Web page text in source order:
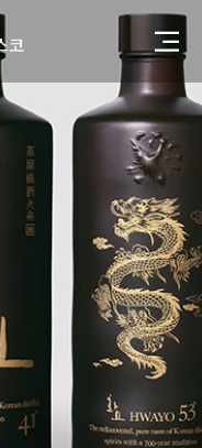
주)광주요
코
자㈜
랜드㈜
주)분독
자마루
외제약
은단
㈜
주)화요
주)광주요